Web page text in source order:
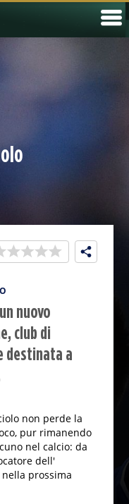
nuovo
club di
destinata a
non perde la
pur rimanendo
nel calcio: da
dell'
nella prossima